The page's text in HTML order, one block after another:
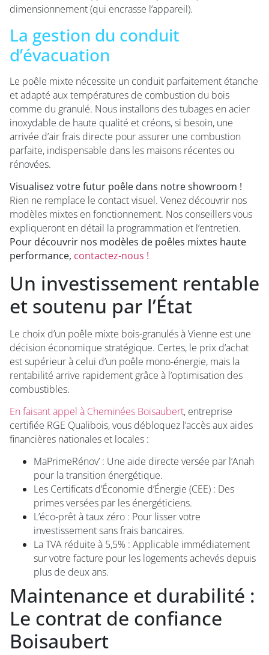
dimensionnement (qui encrasse l’appareil).
La gestion du conduit
d’évacuation
Le poêle mixte nécessite un conduit parfaitement étanche
et adapté aux températures de combustion du bois
comme du granulé. Nous installons des tubages en acier
inoxydable de haute qualité et créons, si besoin, une
arrivée d’air frais directe pour assurer une combustion
parfaite, indispensable dans les maisons récentes ou
rénovées.
Visualisez votre futur poêle dans notre showroom !
Rien ne remplace le contact visuel. Venez découvrir nos
modèles mixtes en fonctionnement. Nos conseillers vous
expliqueront en détail la programmation et l’entretien.
Pour découvrir nos modèles de poêles mixtes haute
performance, contactez-nous !
Un investissement rentable
et soutenu par l’État
Le choix d’un poêle mixte bois-granulés à Vienne est une
décision économique stratégique. Certes, le prix d’achat
est supérieur à celui d’un poêle mono-énergie, mais la
rentabilité arrive rapidement grâce à l’optimisation des
combustibles.
En faisant appel à Cheminées Boisaubert, entreprise
certifiée RGE Qualibois, vous débloquez l’accès aux aides
financières nationales et locales :
MaPrimeRénov’ : Une aide directe versée par l’Anah
pour la transition énergétique.
Les Certificats d’Économie d’Énergie (CEE) : Des
primes versées par les énergéticiens.
L’éco-prêt à taux zéro : Pour lisser votre
investissement sans frais bancaires.
La TVA réduite à 5,5% : Applicable immédiatement
sur votre facture pour les logements achevés depuis
plus de deux ans.
Maintenance et durabilité :
Le contrat de confiance
Boisaubert